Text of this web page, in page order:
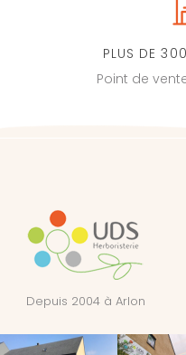
PLUS DE
Point de
Depuis 2004 à Arlon